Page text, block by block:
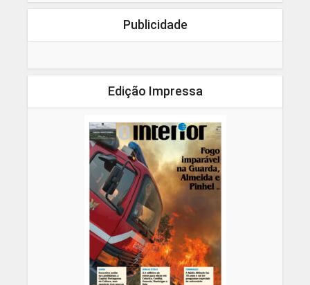
Publicidade
Edição Impressa